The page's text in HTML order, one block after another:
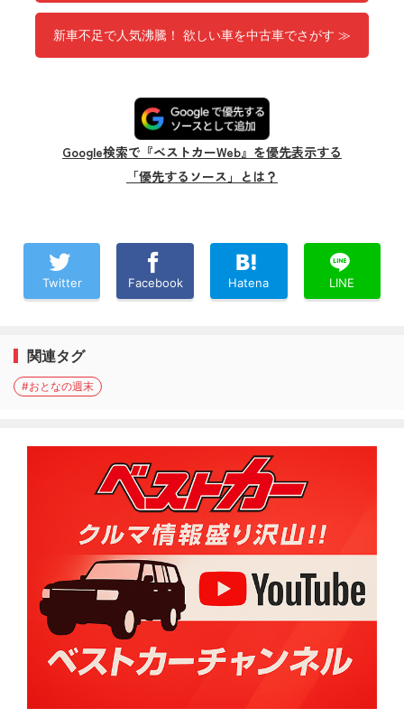
新車不足で人気沸騰！ 欲しい車を中古車でさがす ≫
Google検索で『ベストカーWeb』を優先表示する
「優先するソース」とは？
Twitter Facebook Hatena LINE
関連タグ
#おとなの週末